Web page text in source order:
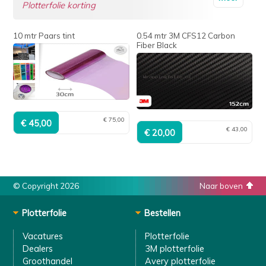
Plotterfolie korting
10 mtr Paars tint
€ 75,00
0.54 mtr 3M CFS12 Carbon
Fiber Black
€ 43,00
Naar boven
© Copyright 2026
Plotterfolie
Vacatures
Dealers
Groothandel
Bestellen
Plotterfolie
3M plotterfolie
Avery plotterfolie